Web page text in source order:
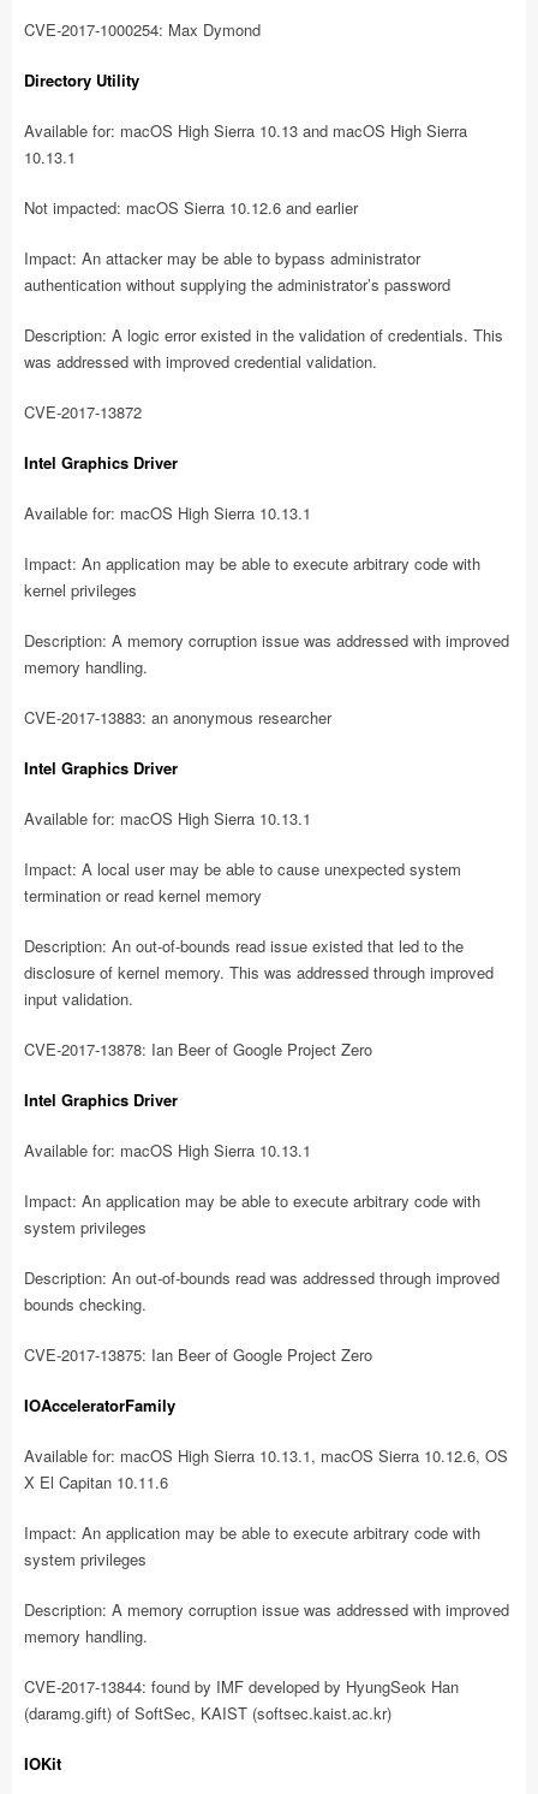
CVE-2017-1000254: Max Dymond
Directory Utility
Available for: macOS High Sierra 10.13 and macOS High Sierra
10.13.1
Not impacted: macOS Sierra 10.12.6 and earlier
Impact: An attacker may be able to bypass administrator
authentication without supplying the administrator’s password
Description: A logic error existed in the validation of credentials. This
was addressed with improved credential validation.
CVE-2017-13872
Intel Graphics Driver
Available for: macOS High Sierra 10.13.1
Impact: An application may be able to execute arbitrary code with
kernel privileges
Description: A memory corruption issue was addressed with improved
memory handling.
CVE-2017-13883: an anonymous researcher
Intel Graphics Driver
Available for: macOS High Sierra 10.13.1
Impact: A local user may be able to cause unexpected system
termination or read kernel memory
Description: An out-of-bounds read issue existed that led to the
disclosure of kernel memory. This was addressed through improved
input validation.
CVE-2017-13878: Ian Beer of Google Project Zero
Intel Graphics Driver
Available for: macOS High Sierra 10.13.1
Impact: An application may be able to execute arbitrary code with
system privileges
Description: An out-of-bounds read was addressed through improved
bounds checking.
CVE-2017-13875: Ian Beer of Google Project Zero
IOAcceleratorFamily
Available for: macOS High Sierra 10.13.1, macOS Sierra 10.12.6, OS
X El Capitan 10.11.6
Impact: An application may be able to execute arbitrary code with
system privileges
Description: A memory corruption issue was addressed with improved
memory handling.
CVE-2017-13844: found by IMF developed by HyungSeok Han
(daramg.gift) of SoftSec, KAIST (softsec.kaist.ac.kr)
IOKit